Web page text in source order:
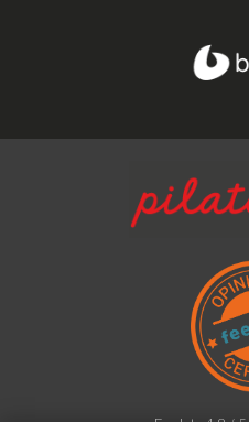
Feedaty4.8/5